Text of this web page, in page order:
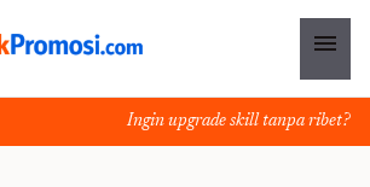
menu
Ingin upgrade skill tanpa ribet?